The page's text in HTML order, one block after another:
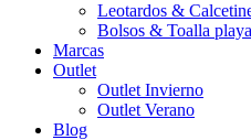
Leotardos &
Bolsos & Toalla playa
Marcas
Outlet
Outlet Invierno
Outlet Verano
Blog